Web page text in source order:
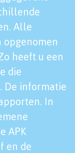
Alle
opgenomen
heeft u een
die
De informatie
In
APK
en de